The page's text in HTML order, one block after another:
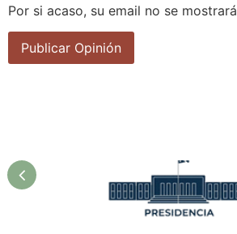
Por si acaso, su email no se mostrará